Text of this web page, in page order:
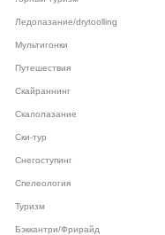
Ледолазание/drytoolling
Мультигонки
Путешествия
Скайраннинг
Скалолазание
Ски-тур
Снегоступинг
Спелеология
Туризм
Бэккантри/Фрирайд